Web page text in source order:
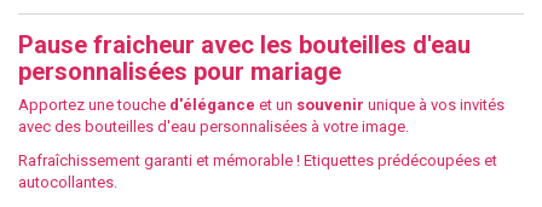
Pause fraicheur avec les bouteilles d'eau
personnalisées pour mariage
Apportez une touche d'élégance et un souvenir unique à vos invités
avec des bouteilles d'eau personnalisées à votre image.
Rafraîchissement garanti et mémorable ! Etiquettes prédécoupées et
autocollantes.